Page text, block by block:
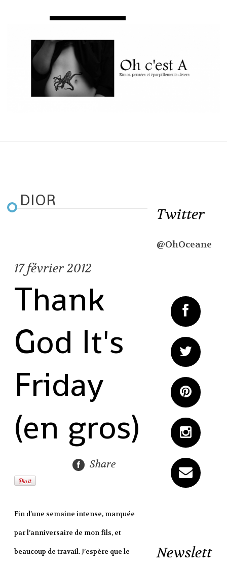
DIOR
17 février 2012
Thank
God It's
Friday
(en gros)
Share
Fin d’une semaine intense, marquée
par l’anniversaire de mon fils, et
beaucoup de travail. J’espère que le
Twitter
@OhOceane
Newslett